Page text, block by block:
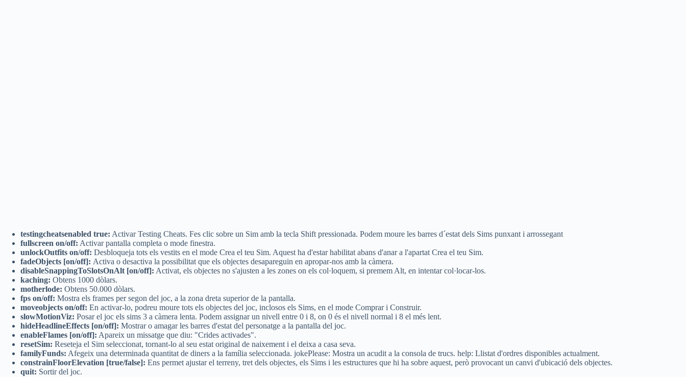
testingcheatsenabled true: Activar Testing Cheats. Fes clic sobre un Sim amb la tecla Shift pressionada. Podem moure les barres d´estat dels Sims punxant i arrossegant
fullscreen on/off: Activar pantalla completa o mode finestra.
unlockOutfits on/off: Desbloqueja tots els vestits en el mode Crea el teu Sim. Aquest ha d'estar habilitat abans d'anar a l'apartat Crea el teu Sim.
fadeObjects [on/off]: Activa o desactiva la possibilitat que els objectes desapareguin en apropar-nos amb la càmera.
disableSnappingToSlotsOnAlt [on/off]: Activat, els objectes no s'ajusten a les zones on els col·loquem, si premem Alt, en intentar col·locar-los.
kaching: Obtens 1000 dòlars.
motherlode: Obtens 50.000 dòlars.
fps on/off: Mostra els frames per segon del joc, a la zona dreta superior de la pantalla.
moveobjects on/off: En activar-lo, podreu moure tots els objectes del joc, inclosos els Sims, en el mode Comprar i Construir.
slowMotionViz: Posar el joc els sims 3 a càmera lenta. Podem assignar un nivell entre 0 i 8, on 0 és el nivell normal i 8 el més lent.
hideHeadlineEffects [on/off]: Mostrar o amagar les barres d'estat del personatge a la pantalla del joc.
enableFlames [on/off]: Apareix un missatge que diu: "Crides activades".
resetSim: Reseteja el Sim seleccionat, tornant-lo al seu estat original de naixement i el deixa a casa seva.
familyFunds: Afegeix una determinada quantitat de diners a la família seleccionada. jokePlease: Mostra un acudit a la consola de trucs. help: Llistat d'ordres disponibles actualment.
constrainFloorElevation [true/false]: Ens permet ajustar el terreny, tret dels objectes, els Sims i les estructures que hi ha sobre aquest, però provocant un canvi d'ubicació dels objectes.
quit: Sortir del joc.